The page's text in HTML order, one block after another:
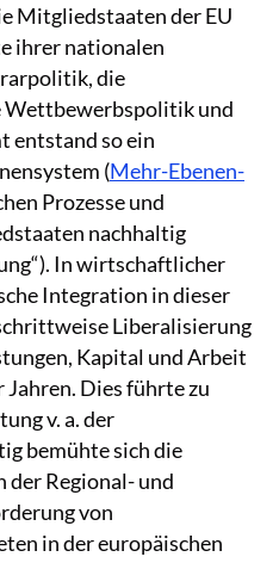
Mitgliedstaaten der EU
ihrer nationalen
die
und
entstand so ein
(Mehr-Ebenen-
Prozesse und
nachhaltig
In wirtschaftlicher
Integration in dieser
Liberalisierung
Kapital und Arbeit
Jahren. Dies führte zu
v. a. der
bemühte sich die
der Regional- und
von
in der europäischen